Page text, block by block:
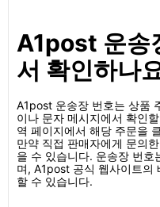
A1post 운송
서 확인하나
A1post 운송장 번호는 상품
이나 문자 메시지에서 확인
역 페이지에서 해당 주문을
만약 직접 판매자에게 문의
을 수 있습니다. 운송장 번호
며, A1post 공식 웹사이트의
할 수 있습니다.